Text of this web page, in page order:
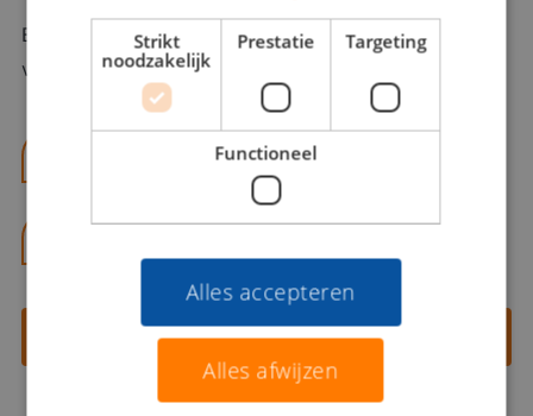
Bel of mail Benno met al jouw vragen. Benno staat
voor je klaar en helpt je graag!
benno@viajou.nl
Contact opnemen
Strikt
noodzakelijk
Prestatie Targeting
Functioneel
Alles accepteren
Alles afwijzen